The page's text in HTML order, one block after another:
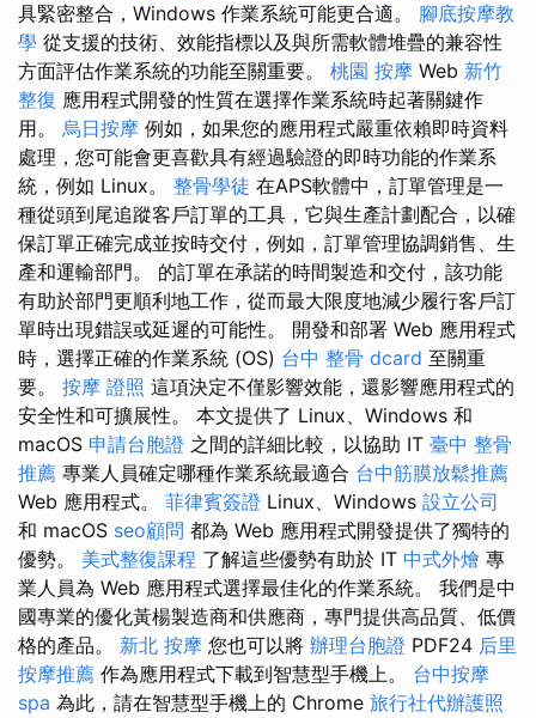
具緊密整合，Windows 作業系統可能更合適。 腳底按摩教
學 從支援的技術、效能指標以及與所需軟體堆疊的兼容性
方面評估作業系統的功能至關重要。 桃園 按摩 Web 新竹
整復 應用程式開發的性質在選擇作業系統時起著關鍵作
用。 烏日按摩 例如，如果您的應用程式嚴重依賴即時資料
處理，您可能會更喜歡具有經過驗證的即時功能的作業系
統，例如 Linux。 整骨學徒 在APS軟體中，訂單管理是一
種從頭到尾追蹤客戶訂單的工具，它與生產計劃配合，以確
保訂單正確完成並按時交付，例如，訂單管理協調銷售、生
產和運輸部門。 的訂單在承諾的時間製造和交付，該功能
有助於部門更順利地工作，從而最大限度地減少履行客戶訂
單時出現錯誤或延遲的可能性。 開發和部署 Web 應用程式
時，選擇正確的作業系統 (OS) 台中 整骨 dcard 至關重
要。 按摩 證照 這項決定不僅影響效能，還影響應用程式的
安全性和可擴展性。 本文提供了 Linux、Windows 和
macOS 申請台胞證 之間的詳細比較，以協助 IT 臺中 整骨
推薦 專業人員確定哪種作業系統最適合 台中筋膜放鬆推薦
Web 應用程式。 菲律賓簽證 Linux、Windows 設立公司
和 macOS seo顧問 都為 Web 應用程式開發提供了獨特的
優勢。 美式整復課程 了解這些優勢有助於 IT 中式外燴 專
業人員為 Web 應用程式選擇最佳化的作業系統。 我們是中
國專業的優化黃楊製造商和供應商，專門提供高品質、低價
格的產品。 新北 按摩 您也可以將 辦理台胞證 PDF24 后里
按摩推薦 作為應用程式下載到智慧型手機上。 台中按摩
spa 為此，請在智慧型手機上的 Chrome 旅行社代辦護照